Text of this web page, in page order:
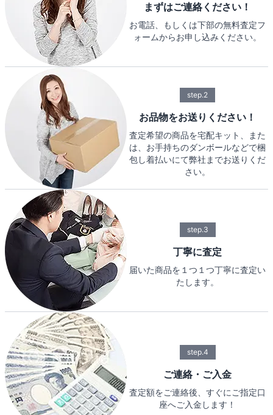
まずはご連絡ください！
お電話、もしくは下部の無料査定フ
ォームからお申し込みください。
step.2
お品物をお送りください！
査定希望の商品を宅配キット、また
は、お手持ちのダンボールなどで梱
包し着払いにて弊社までお送りくだ
さい。
step.3
丁寧に査定
届いた商品を１つ１つ丁寧に査定い
たします。
step.4
ご連絡・ご入金
査定額をご連絡後、すぐにご指定口
座へご入金します！